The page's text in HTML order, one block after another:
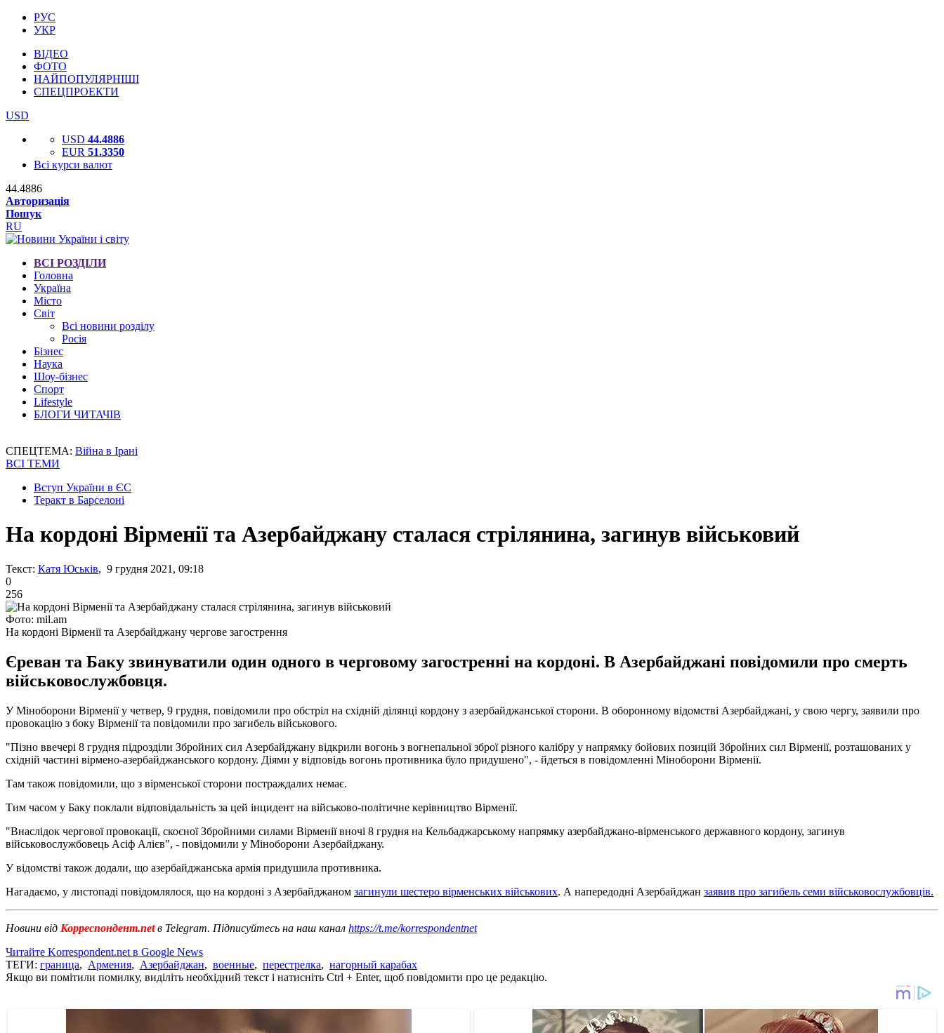
РУС
УКР
ВІДЕО
ФОТО
НАЙПОПУЛЯРНІШІ
СПЕЦПРОЕКТИ
USD
USD 44.4886
EUR 51.3350
Всі курси валют
44.4886
Авторизація
Пошук
RU
ВСІ РОЗДІЛИ
Головна
Україна
Місто
Світ
Всі новини розділу
Росія
Бізнес
Наука
Шоу-бізнес
Спорт
Lifestyle
БЛОГИ ЧИТАЧІВ
СПЕЦТЕМА: Війна в Ірані
ВСІ ТЕМИ
Вступ України в ЄС
Теракт в Барселоні
На кордоні Вірменії та Азербайджану сталася стрілянина, загинув військовий
Текст: Катя Юськів, 9 грудня 2021, 09:18
0
256
Фото: mil.am
На кордоні Вірменії та Азербайджану чергове загострення
Єреван та Баку звинуватили один одного в черговому загостренні на кордоні. В Азербайджані повідомили про смерть
військовослужбовця.
У Міноборони Вірменії у четвер, 9 грудня, повідомили про обстріл на східній ділянці кордону з азербайджанської сторони. В оборонному відомстві Азербайджані, у свою чергу, заявили про
провокацію з боку Вірменії та повідомили про загибель військового.
"Пізно ввечері 8 грудня підрозділи Збройних сил Азербайджану відкрили вогонь з вогнепальної зброї різного калібру у напрямку бойових позицій Збройних сил Вірменії, розташованих у
східній частині вірмено-азербайджанського кордону. Діями у відповідь вогонь противника було придушено", - йдеться в повідомленні Міноборони Вірменії.
Там також повідомили, що з вірменської сторони постраждалих немає.
Тим часом у Баку поклали відповідальність за цей інцидент на військово-політичне керівництво Вірменії.
"Внаслідок чергової провокації, скоєної Збройними силами Вірменії вночі 8 грудня на Кельбаджарському напрямку азербайджано-вірменського державного кордону, загинув
військовослужбовець Асіф Алієв", - повідомили у Міноборони Азербайджану.
У відомстві також додали, що азербайджанська армія придушила противника.
Нагадаємо, у листопаді повідомлялося, що на кордоні з Азербайджаном загинули шестеро вірменських військових. А напередодні Азербайджан заявив про загибель семи військовослужбовців.
Новини від Корреспондент.netв Telegram. Підписуйтесь на наш канал https://t.me/korrespondentnet
Читайте Korrespondent.net в Google News
ТЕГИ: граница, Армения, Азербайджан, военные, перестрелка, нагорный карабах
Якщо ви помітили помилку, виділіть необхідний текст і натисніть Ctrl + Enter, щоб повідомити про це редакцію.